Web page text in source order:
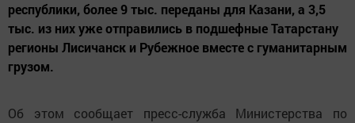
республики, более 9 тыс. переданы для Казани, а 3,5
тыс. из них уже отправились в подшефные Татарстану
регионы Лисичанск и Рубежное вместе с гуманитарным
грузом.
Об этом сообщает пресс-служба Министерства по